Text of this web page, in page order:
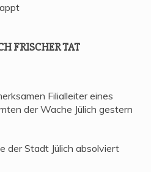
FRI­SCHER TAT
Filialleiter eines
der Wache Jülich gestern